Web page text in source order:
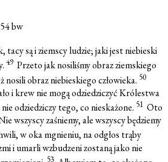
bw
tacy są i ziemscy ludzie; jaki jest niebieski
49 Przeto jak nosiliśmy obraz ziemskiego
nosili obraz niebieskiego człowieka. 50
i krew nie mogą odziedziczyć Królestwa
odziedziczy tego, co nieskażone. 51 Oto
wszyscy zaśniemy, ale wszyscy będziemy
w oka mgnieniu, na odgłos trąby
i umarli wzbudzeni zostaną jako nie
53